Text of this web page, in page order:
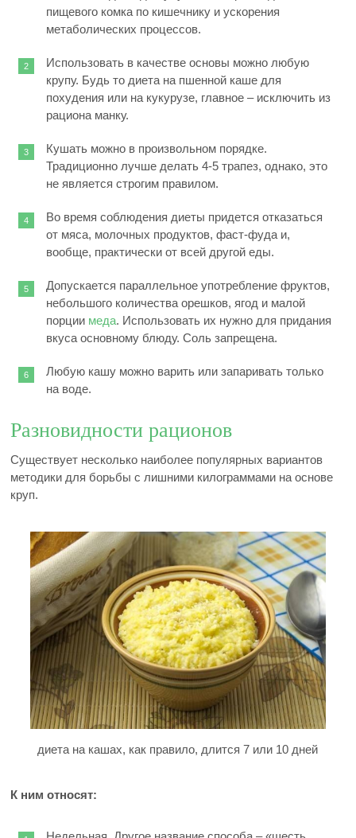
пищевого комка по кишечнику и ускорения
метаболических процессов.
Использовать в качестве основы можно любую
крупу. Будь то диета на пшенной каше для
похудения или на кукурузе, главное – исключить из
рациона манку.
Кушать можно в произвольном порядке.
Традиционно лучше делать 4-5 трапез, однако, это
не является строгим правилом.
Во время соблюдения диеты придется отказаться
от мяса, молочных продуктов, фаст-фуда и,
вообще, практически от всей другой еды.
Допускается параллельное употребление фруктов,
небольшого количества орешков, ягод и малой
порции меда. Использовать их нужно для придания
вкуса основному блюду. Соль запрещена.
Любую кашу можно варить или запаривать только
на воде.
Разновидности рационов
Существует несколько наиболее популярных вариантов
методики для борьбы с лишними килограммами на основе
круп.
диета на кашах, как правило, длится 7 или 10 дней
К ним относят: